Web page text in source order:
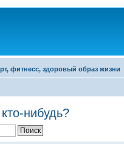
фитнесс, здоровый образ жизни
нибудь?